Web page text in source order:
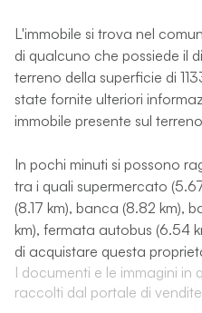
L'immobile si trova nel
di qualcuno che possiede il
terreno della superficie di
state fornite ulteriori
immobile presente sul
In pochi minuti si possono
tra i quali supermercato
(8.17 km), banca (8.82 km),
km), fermata autobus (6.54
di acquistare questa
I documenti e le immagini in
raccolti dal portale di